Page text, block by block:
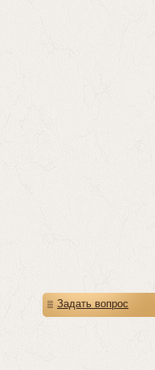
Задать вопрос